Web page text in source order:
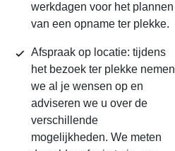
werkdagen voor het plannen
van een opname ter plekke.
Afspraak op locatie: tijdens
het bezoek ter plekke nemen
we al je wensen op en
adviseren we u over de
verschillende
mogelijkheden. We meten